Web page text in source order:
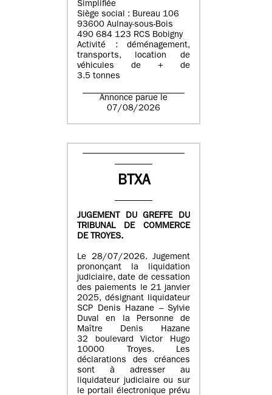
Simplifiée
Siège social : Bureau 106
93600 Aulnay-sous-Bois
490 684 123 RCS Bobigny
Activité : déménagement,
transports, location de
véhicules de + de
3.5 tonnes
Annonce parue le
07/08/2026
BTXA
JUGEMENT DU GREFFE DU
TRIBUNAL DE COMMERCE
DE TROYES.
Le 28/07/2026. Jugement
prononçant la liquidation
judiciaire, date de cessation
des paiements le 21 janvier
2025, désignant liquidateur
SCP Denis Hazane – Sylvie
Duval en la Personne de
Maître Denis Hazane
32 boulevard Victor Hugo
10000 Troyes. Les
déclarations des créances
sont à adresser au
liquidateur judiciaire ou sur
le portail électronique prévu